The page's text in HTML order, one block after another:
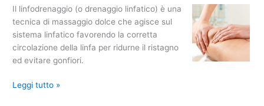
Il linfodrenaggio (o drenaggio linfatico) è una
tecnica di massaggio dolce che agisce sul
sistema linfatico favorendo la corretta
circolazione della linfa per ridurne il ristagno
ed evitare gonfiori.
Leggi tutto »